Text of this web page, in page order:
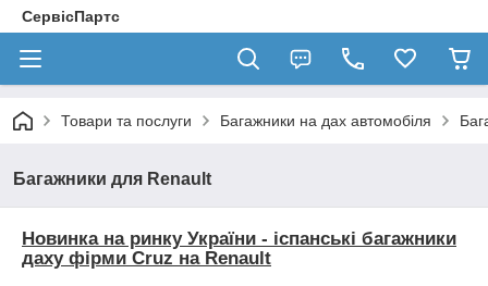
СервісПартс
Товари та послуги Багажники на дах автомобіля
Багажники для Renault
Новинка на ринку України - іспанські багажники
даху фірми Cruz на Renault